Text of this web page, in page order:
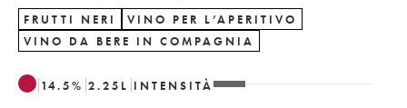
FRUTTI NERI
VINO PER L’APERITIVO
VINO DA BERE IN COMPAGNIA
14.5% 2.25 L INTENSITÀ